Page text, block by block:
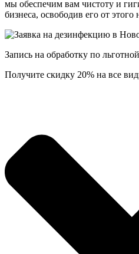
мы обеспечим вам чистоту и
бизнеса, освободив его от этого
Запись на обработку по
Получите скидку 20% на все